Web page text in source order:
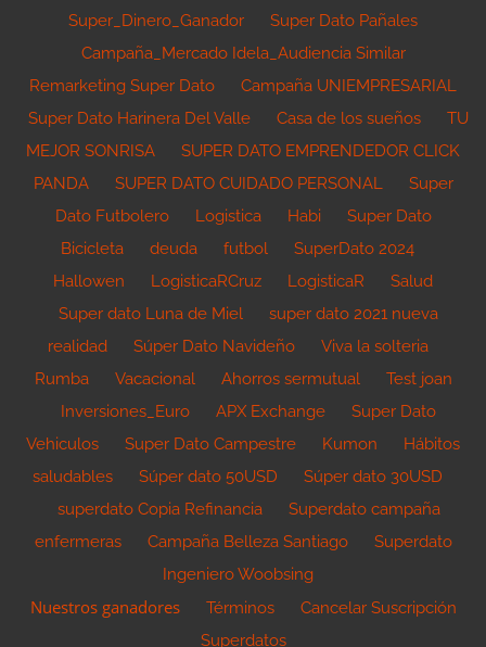
Super_Dinero_Ganador
Super Dato Pañales
Campaña_Mercado Idela_Audiencia Similar
Remarketing Super Dato
Campaña UNIEMPRESARIAL
Super Dato Harinera Del Valle
Casa de los sueños
TU
MEJOR SONRISA
SUPER DATO EMPRENDEDOR CLICK
PANDA
SUPER DATO CUIDADO PERSONAL
Super
Dato Futbolero
Logistica Habi
Super Dato
Bicicleta
deuda futbol
SuperDato 2024
Hallowen
LogisticaRCruz LogisticaR
Salud
Super dato Luna de Miel
super dato 2021 nueva
realidad
Súper Dato Navideño
Viva la solteria
Rumba
Vacacional Ahorros sermutual
Test joan
Inversiones_Euro
APX Exchange
Super Dato
Vehiculos
Super Dato Campestre Kumon
Hábitos
saludables
Súper dato 50USD
Súper dato 30USD
superdato Copia Refinancia
Superdato campaña
enfermeras
Campaña Belleza Santiago
Superdato
Ingeniero Woobsing
Nuestros ganadores Términos
Cancelar Suscripción
Superdatos